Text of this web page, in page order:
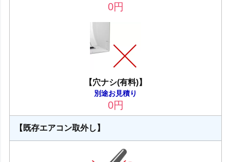
0円
【穴ナシ(有料)】
別途お見積り
0円
【既存エアコン取外し】